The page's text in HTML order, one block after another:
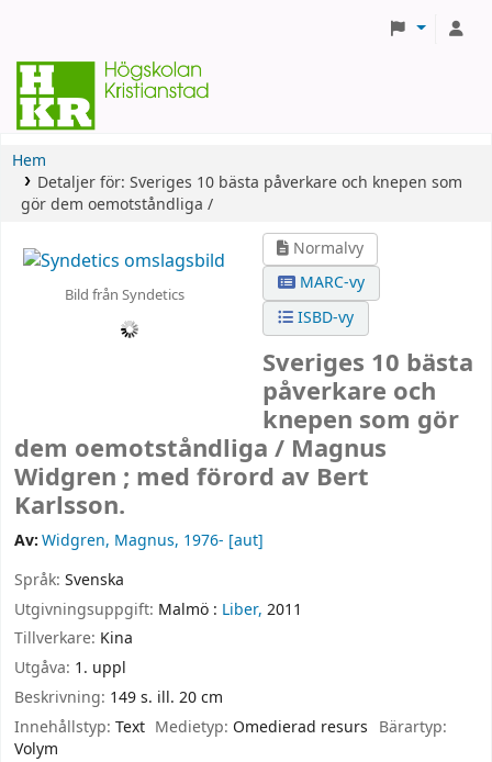
Hem
Detaljer för: Sveriges 10 bästa påverkare och knepen som
gör dem oemotståndliga /
Bild från Syndetics
Normalvy
MARC-vy
ISBD-vy
Sveriges 10 bästa
påverkare och
knepen som gör
dem oemotståndliga / Magnus
Widgren ; med förord av Bert
Karlsson.
Av:Widgren, Magnus, 1976- [aut]
Språk: Svenska
Utgivningsuppgift: Malmö : Liber, 2011
Tillverkare: Kina
Utgåva: 1. uppl
Beskrivning: 149 s. ill. 20 cm
Innehållstyp: Text Medietyp: Omedierad resurs Bärartyp:
Volym